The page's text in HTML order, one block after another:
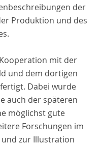
der
Produktion und des
mit der
und dem dortigen
Dabei wurde
auch der späteren
möglichst gute
Forschungen im
zur Illustration